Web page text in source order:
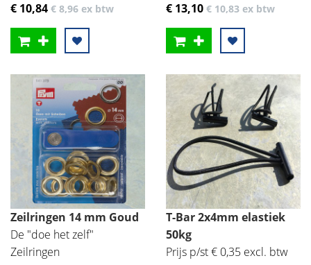
€ 10,84 € 8,96 ex btw
€ 13,10 € 10,83 ex btw
Zeilringen 14 mm Goud
De "doe het zelf"
Zeilringen
T-Bar 2x4mm elastiek
50kg
Prijs p/st € 0,35 excl. btw